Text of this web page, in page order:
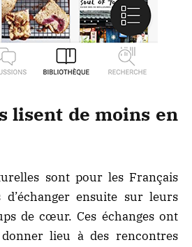
lisent de moins en
sont pour les Français
d’échanger ensuite sur leurs
de cœur. Ces échanges ont
lieu à des rencontres